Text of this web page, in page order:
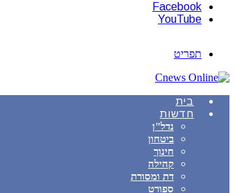
Facebook
YouTube
תפריט
בית
חדשות
נדל"ן
ביטחון
חינוך
קהילה
דת ומסורת
ספורט